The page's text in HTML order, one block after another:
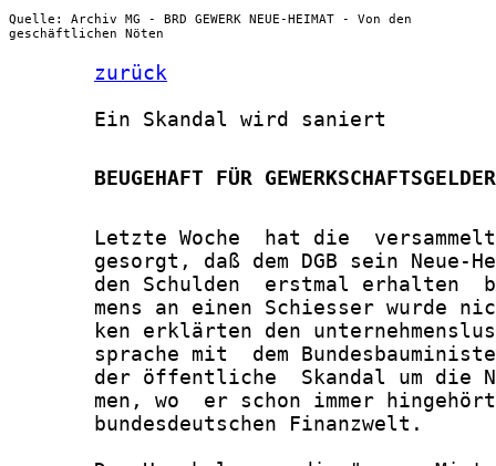
Quelle: Archiv MG - BRD GEWERK NEUE-HEIMAT - Von den
geschäftlichen Nöten
zurück
       Ein Skandal wird saniert
       BEUGEHAFT FÜR GEWERKSCHAFTSGELDER
Letzte Woche  hat die
gesorgt, daß dem DGB sein Neue-
den Schulden  erstmal erhalten
mens an einen Schiesser wurde
ken erklärten den
sprache mit  dem
der öffentliche  Skandal um die
men, wo  er schon immer
       bundesdeutschen Finanzwelt.